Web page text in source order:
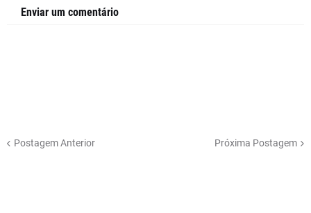
Enviar um comentário
Postagem Anterior Próxima Postagem